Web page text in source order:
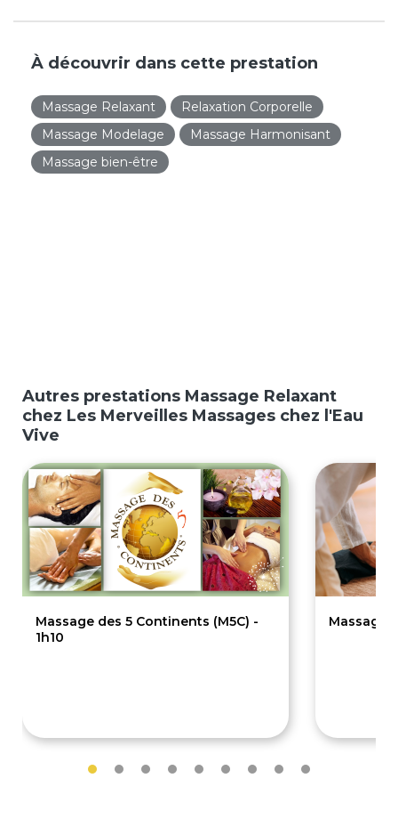
À découvrir dans cette prestation
Massage Relaxant
Relaxation Corporelle
Massage Modelage
Massage Harmonisant
Massage bien-être
Autres prestations Massage Relaxant
chez Les Merveilles Massages chez l'Eau
Vive
Massage des 5 Continents (M5C) -
1h10
Massage